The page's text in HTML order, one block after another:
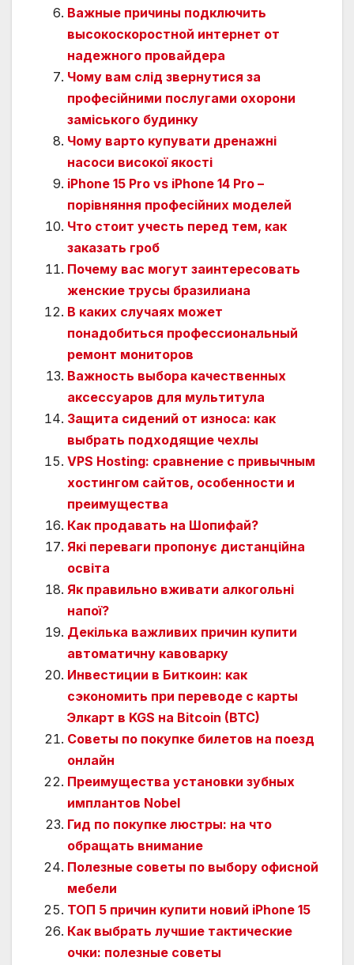
Важные причины подключить
высокоскоростной интернет от
надежного провайдера
Чому вам слід звернутися за
професійними послугами охорони
заміського будинку
Чому варто купувати дренажні
насоси високої якості
iPhone 15 Pro vs iPhone 14 Pro –
порівняння професійних моделей
Что стоит учесть перед тем, как
заказать гроб
Почему вас могут заинтересовать
женские трусы бразилиана
В каких случаях может
понадобиться профессиональный
ремонт мониторов
Важность выбора качественных
аксессуаров для мультитула
Защита сидений от износа: как
выбрать подходящие чехлы
VPS Hosting: сравнение с привычным
хостингом сайтов, особенности и
преимущества
Как продавать на Шопифай?
Які переваги пропонує дистанційна
освіта
Як правильно вживати алкогольні
напої?
Декілька важливих причин купити
автоматичну кавоварку
Инвестиции в Биткоин: как
сэкономить при переводе с карты
Элкарт в KGS на Bitcoin (BTC)
Советы по покупке билетов на поезд
онлайн
Преимущества установки зубных
имплантов Nobel
Гид по покупке люстры: на что
обращать внимание
Полезные советы по выбору офисной
мебели
ТОП 5 причин купити новий iPhone 15
Как выбрать лучшие тактические
очки: полезные советы